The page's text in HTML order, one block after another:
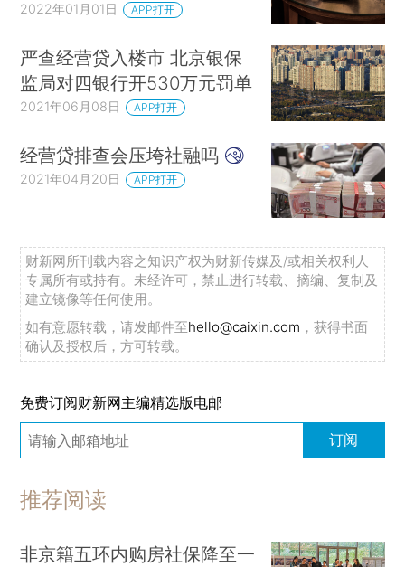
2022年01月01日 APP打开
严查经营贷入楼市 北京银保
监局对四银行开530万元罚单
2021年06月08日 APP打开
经营贷排查会压垮社融吗
2021年04月20日 APP打开
财新网所刊载内容之知识产权为财新传媒及/或相关权利人
专属所有或持有。未经许可，禁止进行转载、摘编、复制及
建立镜像等任何使用。
如有意愿转载，请发邮件至hello@caixin.com ，获得书面
确认及授权后，方可转载。
免费订阅财新网主编精选版电邮
订阅
推荐阅读
非京籍五环内购房社保降至一